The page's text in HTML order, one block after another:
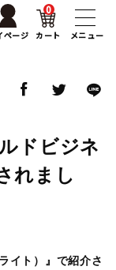
ページ カート
0
メニュー
ドビジネ
れまし
イト）』で紹介さ